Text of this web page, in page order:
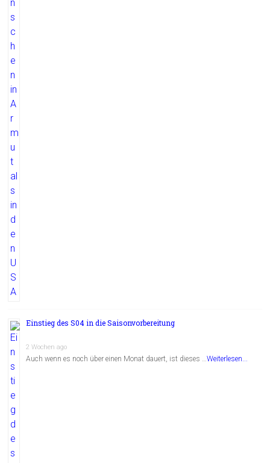
Einstieg des S04 in die Saisonvorbereitung
2 Wochen ago
Auch wenn es noch über einen Monat dauert, ist dieses …Weiterlesen...